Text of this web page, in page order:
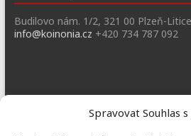
Spravovat Souhlas
Budilovo nám. 1/2, 321 00 Plzeň-Litice
info@koinonia.cz +420 734 787 092